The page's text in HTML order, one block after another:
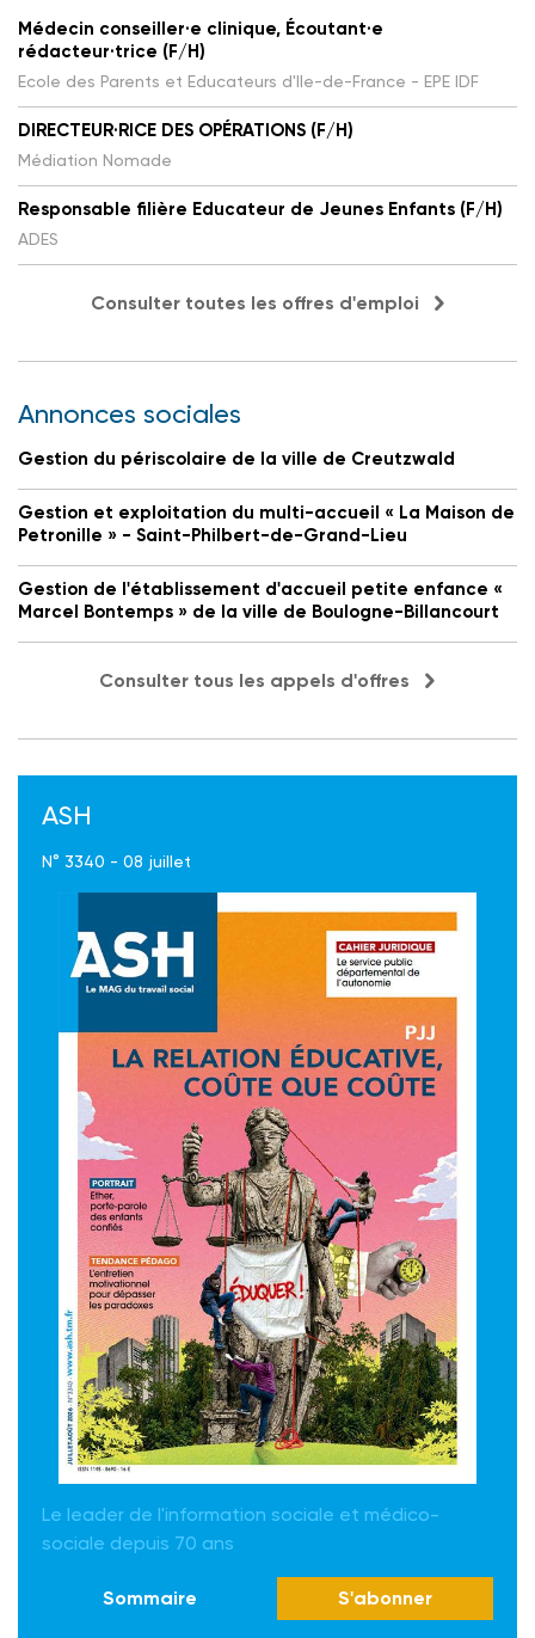
Médecin conseiller·e clinique, Écoutant·e
rédacteur·trice (F/H)
Ecole des Parents et Educateurs d'Ile-de-France - EPE IDF
DIRECTEUR·RICE DES OPÉRATIONS (F/H)
Médiation Nomade
Responsable filière Educateur de Jeunes Enfants (F/H)
ADES
Consulter toutes les offres d'emploi
Annonces sociales
Gestion du périscolaire de la ville de Creutzwald
Gestion et exploitation du multi-accueil « La Maison de
Petronille » - Saint-Philbert-de-Grand-Lieu
Gestion de l'établissement d'accueil petite enfance «
Marcel Bontemps » de la ville de Boulogne-Billancourt
Consulter tous les appels d'offres
ASH
N° 3340 - 08 juillet
Le leader de l'information sociale et médico-
sociale depuis 70 ans
Sommaire S'abonner